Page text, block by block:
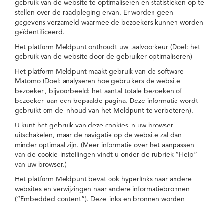
gebruik van de website te optimaliseren en statistieken op te
stellen over de raadpleging ervan. Er worden geen
gegevens verzameld waarmee de bezoekers kunnen worden
geïdentificeerd.
Het platform Meldpunt onthoudt uw taalvoorkeur (Doel: het
gebruik van de website door de gebruiker optimaliseren)
Het platform Meldpunt maakt gebruik van de software
Matomo (Doel: analyseren hoe gebruikers de website
bezoeken, bijvoorbeeld: het aantal totale bezoeken of
bezoeken aan een bepaalde pagina. Deze informatie wordt
gebruikt om de inhoud van het Meldpunt te verbeteren).
U kunt het gebruik van deze cookies in uw browser
uitschakelen, maar de navigatie op de website zal dan
minder optimaal zijn. (Meer informatie over het aanpassen
van de cookie-instellingen vindt u onder de rubriek “Help”
van uw browser.)
Het platform Meldpunt bevat ook hyperlinks naar andere
websites en verwijzingen naar andere informatiebronnen
(“Embedded content”). Deze links en bronnen worden